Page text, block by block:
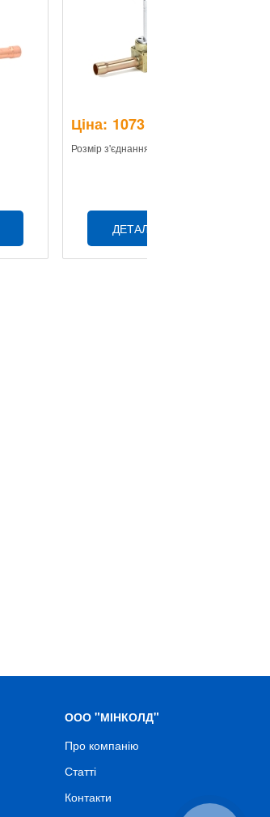
Ціна: 1073
Розмір з'єднання: 16 мм
ДЕТАЛЬНІШЕ
ООО "МІНКОЛД"
Про компанію
Статті
Контакти